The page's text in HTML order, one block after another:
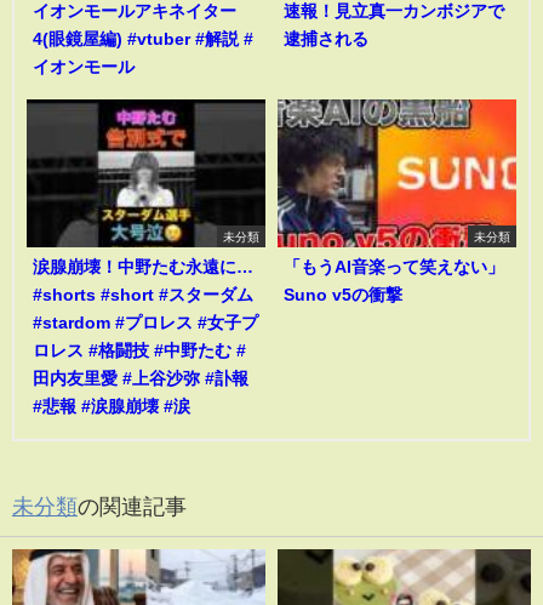
イオンモールアキネイター
4(眼鏡屋編) #vtuber #解説 #
イオンモール
速報！見立真一カンボジアで
逮捕される
未分類
涙腺崩壊！中野たむ永遠に…
#shorts #short #スターダム
#stardom #プロレス #女子プ
ロレス #格闘技 #中野たむ #
田内友里愛 #上谷沙弥 #訃報
#悲報 #涙腺崩壊 #涙
未分類
「もうAI音楽って笑えない」
Suno v5の衝撃
未分類の関連記事